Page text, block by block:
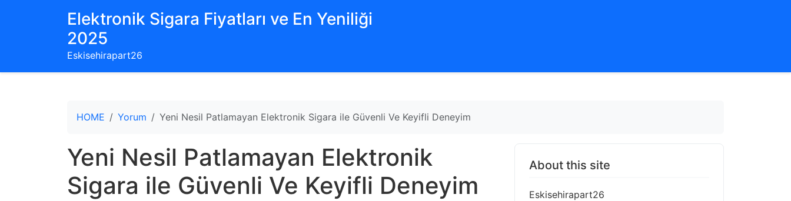
Elektronik Sigara Fiyatları ve En Yeniliği
2025
Eskisehirapart26
HOME Yorum Yeni Nesil Patlamayan Elektronik Sigara ile Güvenli Ve Keyifli Deneyim
Yeni Nesil Patlamayan Elektronik
Sigara ile Güvenli Ve Keyifli Deneyim
About this site
Eskisehirapart26